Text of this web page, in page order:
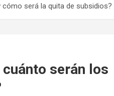
será la quita de subsidios?
serán los